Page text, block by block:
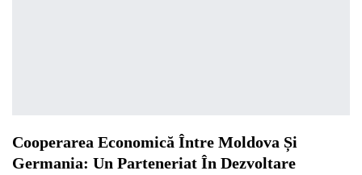
Cooperarea Economică Între Moldova Și
Germania: Un Parteneriat În Dezvoltare